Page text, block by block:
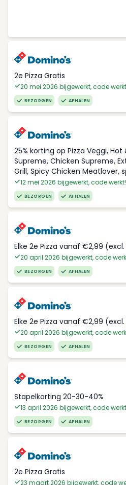
2e Pizza Gratis
20 mei 2026 bijgewerkt, code
BEZORGEN AFHALEN
25% korting op Pizza Veggi,
Supreme, Chicken Supreme,
Grill, Spicy Chicken
12 mei 2026 bijgewerkt, code werkt!
BEZORGEN AFHALEN
Elke 2e Pizza vanaf €2,99
20 april 2026 bijgewerkt, code
BEZORGEN AFHALEN
Elke 2e Pizza vanaf €2,99
20 april 2026 bijgewerkt, code
BEZORGEN AFHALEN
Stapelkorting 20-30-40%
13 april 2026 bijgewerkt, code
BEZORGEN AFHALEN
2e Pizza Gratis
23 maart 2026 bijgewerkt, code